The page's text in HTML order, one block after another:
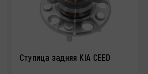
Ступица задняя KIA CEED